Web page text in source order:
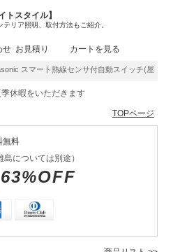
トスタイル】
リア照明、取付方法もご紹介。
せ お見積り カートを見る
スマート熱線センサ付自動スイッチ(屋側壁取付
休暇をいただきます
TOPページ
無料
については別途）